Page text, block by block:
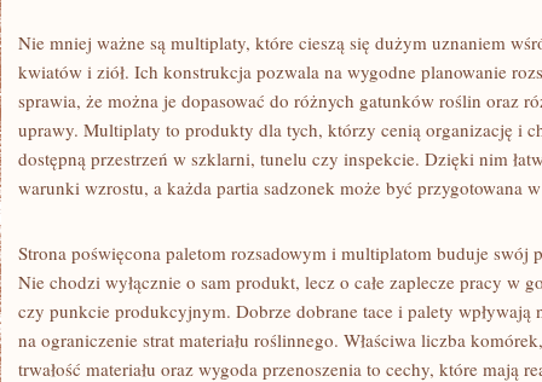
Nie mniej ważne są multiplaty, które cieszą się dużym uznaniem
kwiatów i ziół. Ich konstrukcja pozwala na wygodne planowanie
sprawia, że można je dopasować do różnych gatunków roślin oraz
uprawy. Multiplaty to produkty dla tych, którzy cenią organizację i
dostępną przestrzeń w szklarni, tunelu czy inspekcie. Dzięki nim
warunki wzrostu, a każda partia sadzonek może być przygotowana
Strona poświęcona paletom rozsadowym i multiplatom buduje swój
Nie chodzi wyłącznie o sam produkt, lecz o całe zaplecze pracy w
czy punkcie produkcyjnym. Dobrze dobrane tace i palety wpływają
na ograniczenie strat materiału roślinnego. Właściwa liczba
trwałość materiału oraz wygoda przenoszenia to cechy, które mają